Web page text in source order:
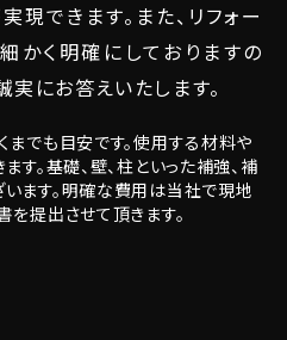
現できます。また、リフォー
く明確にしておりますの
にお答えいたします。
までも目安です。使用する材料や
す。基礎、壁、柱といった補強、補
ます。明確な費用は当社で現地
提出させて頂きます。